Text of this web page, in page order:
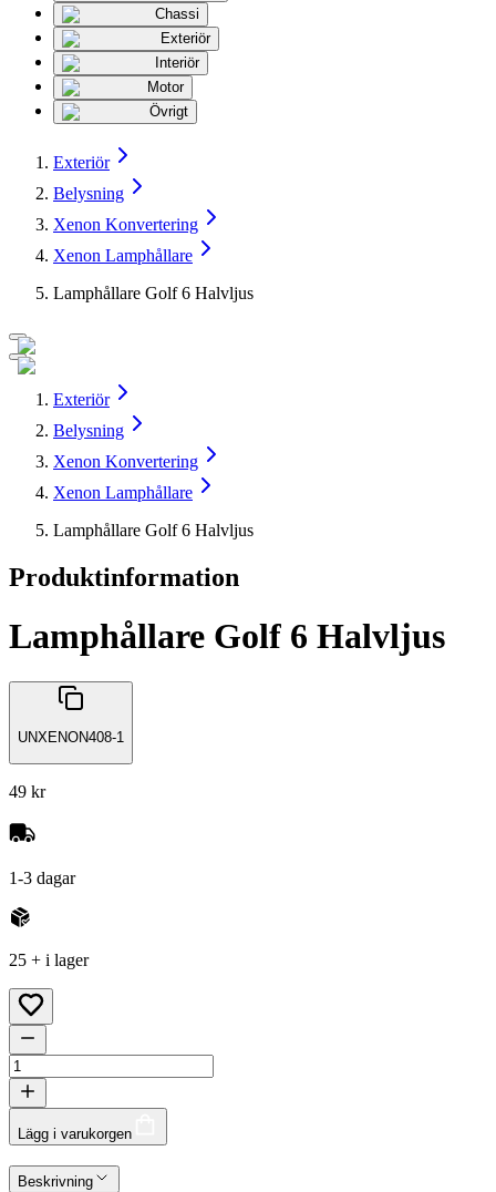
Chassi
Exteriör
Interiör
Motor
Övrigt
Exteriör
Belysning
Xenon Konvertering
Xenon Lamphållare
Lamphållare Golf 6 Halvljus
Exteriör
Belysning
Xenon Konvertering
Xenon Lamphållare
Lamphållare Golf 6 Halvljus
Produktinformation
Lamphållare Golf 6 Halvljus
UNXENON408-1
49 kr
1-3 dagar
25 + i lager
Lägg i varukorgen
Beskrivning